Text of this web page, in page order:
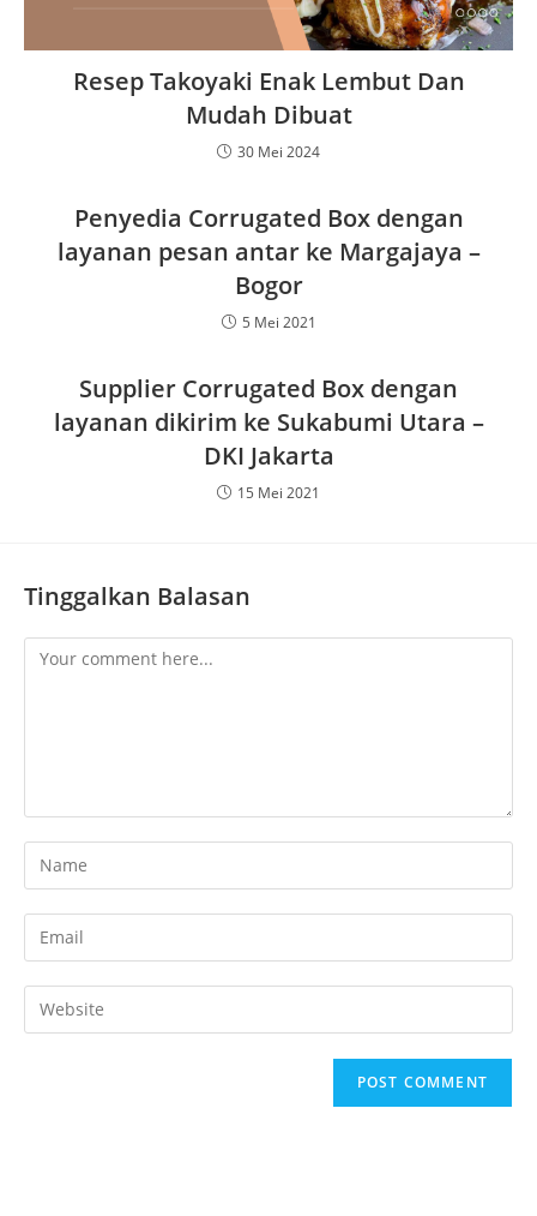
Resep Takoyaki Enak Lembut Dan
Mudah Dibuat
30 Mei 2024
Penyedia Corrugated Box dengan
layanan pesan antar ke Margajaya –
Bogor
5 Mei 2021
Supplier Corrugated Box dengan
layanan dikirim ke Sukabumi Utara –
DKI Jakarta
15 Mei 2021
Tinggalkan Balasan